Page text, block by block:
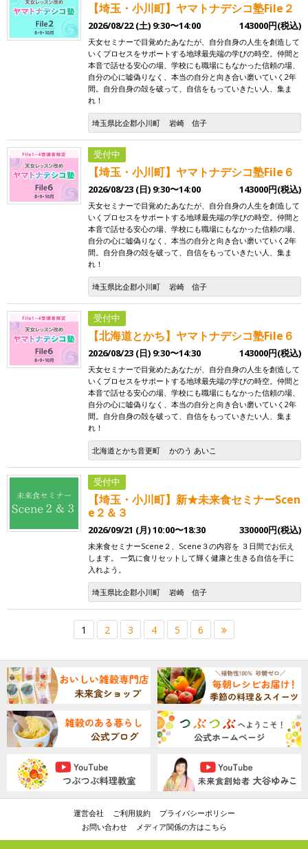
【埼玉・小川町】ヤマトナデシコ塾File２
2026/08/22 (土) 9:30〜14:00 143000円(税込)
天女セミナーで目覚めたあなたが、自分自身の人生を創造して
いくプロセスをサポートする地球最先端の学びの時空。仲間と
本音で話せる安心の場、学校にも職場にもなかった信頼の場、
自分の心に嘘偽りなく、本当の自分と向き合い磨いていく2年
間。自分自身の殻を破って、自信をもっていきたい人、集ま
れ！
埼玉県比企郡小川町 岩崎 信子
受付中
【埼玉・小川町】ヤマトナデシコ塾File６
2026/08/23 (日) 9:30〜14:00 143000円(税込)
天女セミナーで目覚めたあなたが、自分自身の人生を創造して
いくプロセスをサポートする地球最先端の学びの時空。仲間と
本音で話せる安心の場、学校にも職場にもなかった信頼の場、
自分の心に嘘偽りなく、本当の自分と向き合い磨いていく2年
間。自分自身の殻を破って、自信をもっていきたい人、集ま
れ！
埼玉県比企郡小川町 岩崎 信子
受付中
【北海道とかち】ヤマトナデシコ塾File６
2026/08/23 (日) 9:30〜14:30 143000円(税込)
天女セミナーで目覚めたあなたが、自分自身の人生を創造して
いくプロセスをサポートする地球最先端の学びの時空。仲間と
本音で話せる安心の場、学校にも職場にもなかった信頼の場、
自分の心に嘘偽りなく、本当の自分と向き合い磨いていく2年
間。自分自身の殻を破って、自信をもっていきたい人、集ま
れ！
北海道とかち音更町 かのう あいこ
受付中
【埼玉・小川町】新★未来食セミナーScen
e２＆３
2026/09/21 (月) 10:00〜18:30 330000円(税込)
未来食セミナーScene２、Scene３の内容を ３日間でお伝え
します。 一気に食リセットして輝く健康と生きる自信を手に
入れよう。
埼玉県比企郡小川町 岩崎 信子
1 2 3 4 5 6
運営会社 ご利用規約
プライバシーポリシー
お問い合わせ
メディア関係の方はこちら